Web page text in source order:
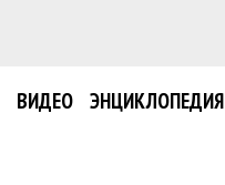
ВИДЕО ЭНЦИКЛОПЕДИЯ